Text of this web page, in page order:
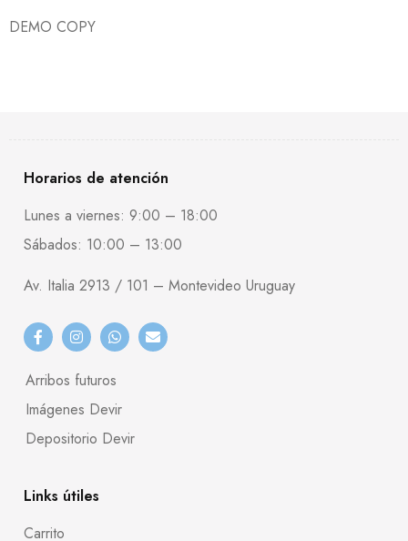
DEMO COPY
Horarios de atención
Lunes a viernes: 9:00 – 18:00
Sábados: 10:00 – 13:00
Av. Italia 2913 / 101 – Montevideo Uruguay
Arribos futuros
Imágenes Devir
Depositorio Devir
Links útiles
Carrito